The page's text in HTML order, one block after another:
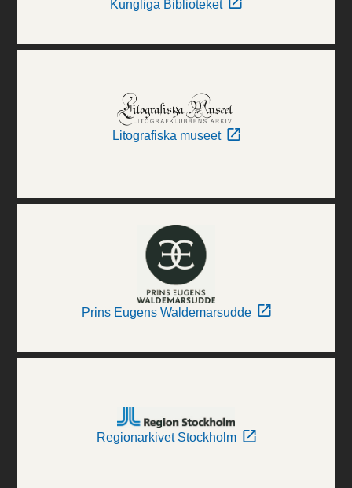
Kungliga Biblioteket
Litografiska museet
Prins Eugens Waldemarsudde
Regionarkivet Stockholm